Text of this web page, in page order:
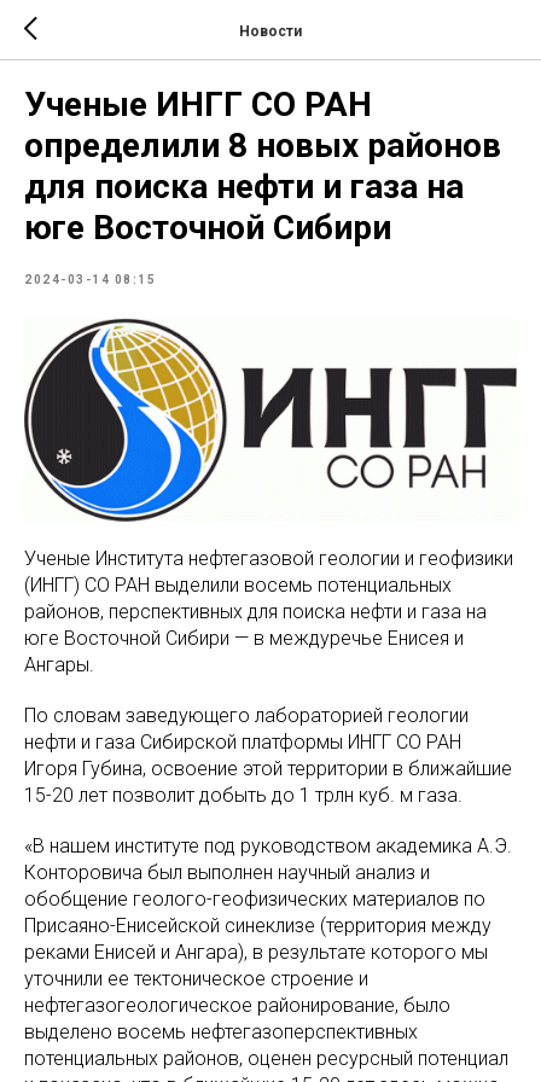
Новости
Ученые ИНГГ СО РАН
определили 8 новых районов
для поиска нефти и газа на
юге Восточной Сибири
2024-03-14 08:15
Ученые Института нефтегазовой геологии и геофизики
(ИНГГ) СО РАН выделили восемь потенциальных
районов, перспективных для поиска нефти и газа на
юге Восточной Сибири — в междуречье Енисея и
Ангары.
По словам заведующего лабораторией геологии
нефти и газа Сибирской платформы ИНГГ СО РАН
Игоря Губина, освоение этой территории в ближайшие
15-20 лет позволит добыть до 1 трлн куб. м газа.
«‎В нашем институте под руководством академика А.Э.
Конторовича был выполнен научный анализ и
обобщение геолого-геофизических материалов по
Присаяно-Енисейской синеклизе (территория между
реками Енисей и Ангара), в результате которого мы
уточнили ее тектоническое строение и
нефтегазогеологическое районирование, было
выделено восемь нефтегазоперспективных
потенциальных районов, оценен ресурсный потенциал